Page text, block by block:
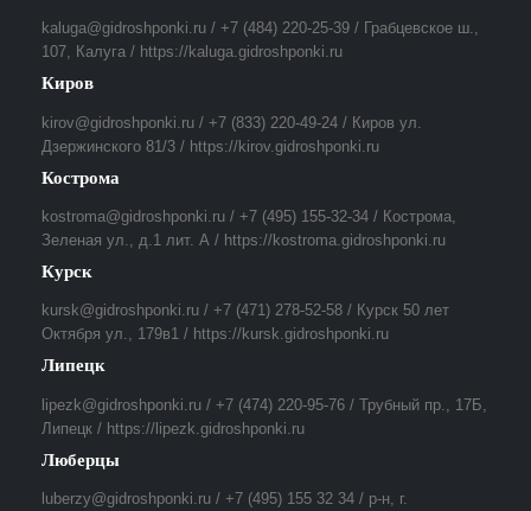
kaluga@gidroshponki.ru / +7 (484) 220-25-39 / Грабцевское ш.,
107, Калуга / https://kaluga.gidroshponki.ru
Киров
kirov@gidroshponki.ru / +7 (833) 220-49-24 / Киров ул.
Дзержинского 81/3 / https://kirov.gidroshponki.ru
Кострома
kostroma@gidroshponki.ru / +7 (495) 155-32-34 / Кострома,
Зеленая ул., д.1 лит. А / https://kostroma.gidroshponki.ru
Курск
kursk@gidroshponki.ru / +7 (471) 278-52-58 / Курск 50 лет
Октября ул., 179в1 / https://kursk.gidroshponki.ru
Липецк
lipezk@gidroshponki.ru / +7 (474) 220-95-76 / Трубный пр., 17Б,
Липецк / https://lipezk.gidroshponki.ru
Люберцы
luberzy@gidroshponki.ru / +7 (495) 155 32 34 / р-н, г.